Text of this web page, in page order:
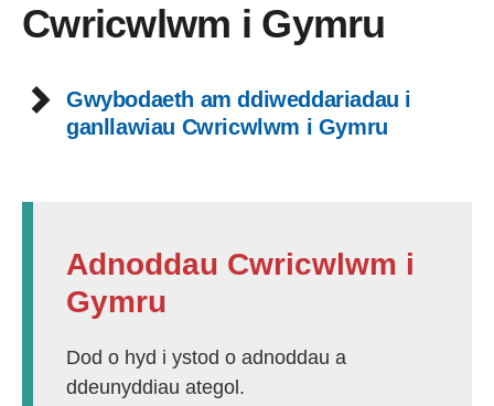
Cwricwlwm i Gymru
Gwybodaeth am ddiweddariadau i
ganllawiau Cwricwlwm i Gymru
Adnoddau Cwricwlwm i
Gymru
Dod o hyd i ystod o adnoddau a
ddeunyddiau ategol.